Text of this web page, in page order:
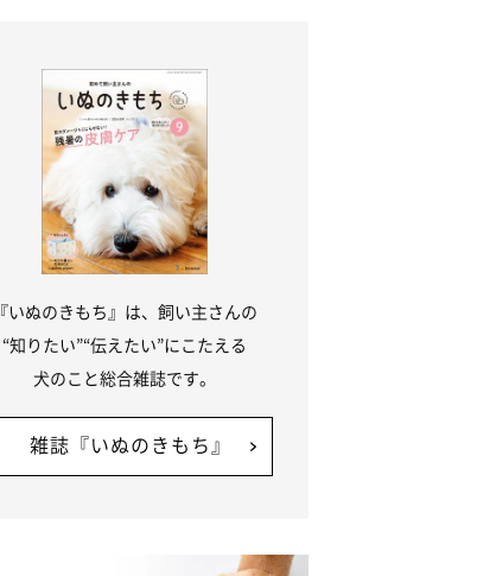
『いぬのきもち』は、飼い主さんの
“知りたい”“伝えたい”にこたえる
犬のこと総合雑誌です。
雑誌『いぬのきもち』